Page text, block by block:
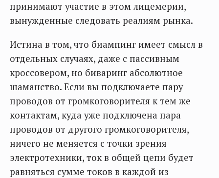
принимают участие в этом лицемерии,
вынужденные следовать реалиям рынка.
Истина в том, что биампинг имеет смысл в
отдельных случаях, даже с пассивным
кроссовером, но биваринг абсолютное
шаманство. Если вы подключаете пару
проводов от громкоговорителя к тем же
контактам, куда уже подключена пара
проводов от другого громкоговорителя,
ничего не меняется с точки зрения
электротехники, ток в общей цепи будет
равняться сумме токов в каждой из